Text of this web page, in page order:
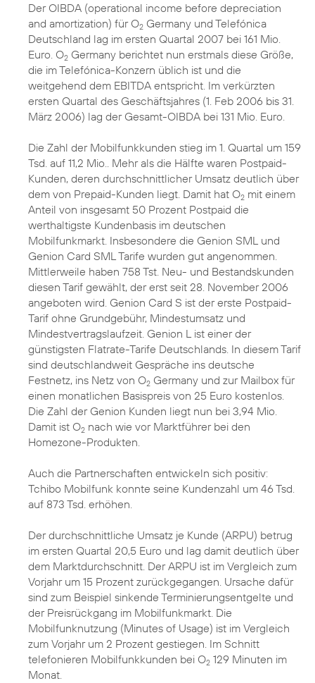
Der OIBDA (operational income before depreciation
and amortization) für O2 Germany und Telefónica
Deutschland lag im ersten Quartal 2007 bei 161 Mio.
Euro. O2 Germany berichtet nun erstmals diese Größe,
die im Telefónica-Konzern üblich ist und die
weitgehend dem EBITDA entspricht. Im verkürzten
ersten Quartal des Geschäftsjahres (1. Feb 2006 bis 31.
März 2006) lag der Gesamt-OIBDA bei 131 Mio. Euro.
Die Zahl der Mobilfunkkunden stieg im 1. Quartal um 159
Tsd. auf 11,2 Mio.. Mehr als die Hälfte waren Postpaid-
Kunden, deren durchschnittlicher Umsatz deutlich über
dem von Prepaid-Kunden liegt. Damit hat O2 mit einem
Anteil von insgesamt 50 Prozent Postpaid die
werthaltigste Kundenbasis im deutschen
Mobilfunkmarkt. Insbesondere die Genion SML und
Genion Card SML Tarife wurden gut angenommen.
Mittlerweile haben 758 Tst. Neu- und Bestandskunden
diesen Tarif gewählt, der erst seit 28. November 2006
angeboten wird. Genion Card S ist der erste Postpaid-
Tarif ohne Grundgebühr, Mindestumsatz und
Mindestvertragslaufzeit. Genion L ist einer der
günstigsten Flatrate-Tarife Deutschlands. In diesem Tarif
sind deutschlandweit Gespräche ins deutsche
Festnetz, ins Netz von O2 Germany und zur Mailbox für
einen monatlichen Basispreis von 25 Euro kostenlos.
Die Zahl der Genion Kunden liegt nun bei 3,94 Mio.
Damit ist O2 nach wie vor Marktführer bei den
Homezone-Produkten.
Auch die Partnerschaften entwickeln sich positiv:
Tchibo Mobilfunk konnte seine Kundenzahl um 46 Tsd.
auf 873 Tsd. erhöhen.
Der durchschnittliche Umsatz je Kunde (ARPU) betrug
im ersten Quartal 20,5 Euro und lag damit deutlich über
dem Marktdurchschnitt. Der ARPU ist im Vergleich zum
Vorjahr um 15 Prozent zurückgegangen. Ursache dafür
sind zum Beispiel sinkende Terminierungsentgelte und
der Preisrückgang im Mobilfunkmarkt. Die
Mobilfunknutzung (Minutes of Usage) ist im Vergleich
zum Vorjahr um 2 Prozent gestiegen. Im Schnitt
telefonieren Mobilfunkkunden bei O2 129 Minuten im
Monat.